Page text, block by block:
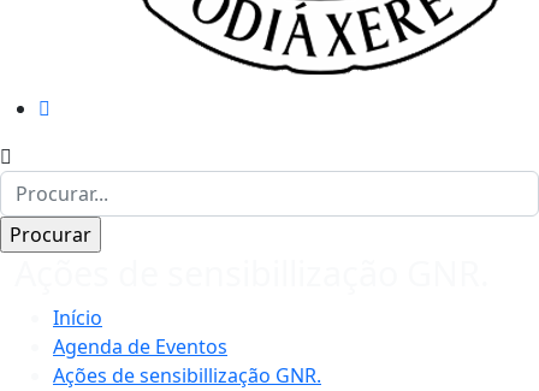
Início
Agenda de Eventos
Ações de sensibillização GNR.